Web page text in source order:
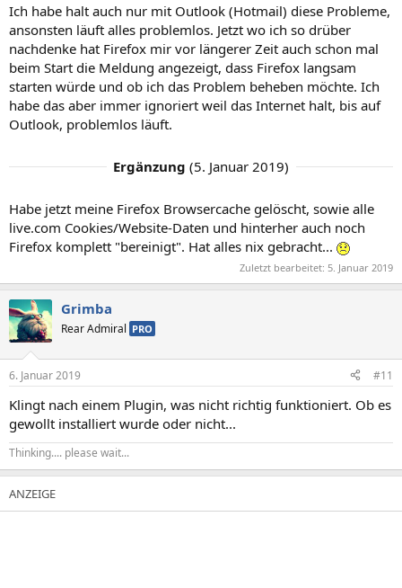
Ich habe halt auch nur mit Outlook (Hotmail) diese Probleme,
ansonsten läuft alles problemlos. Jetzt wo ich so drüber
nachdenke hat Firefox mir vor längerer Zeit auch schon mal
beim Start die Meldung angezeigt, dass Firefox langsam
starten würde und ob ich das Problem beheben möchte. Ich
habe das aber immer ignoriert weil das Internet halt, bis auf
Outlook, problemlos läuft.
Ergänzung (5. Januar 2019)
Habe jetzt meine Firefox Browsercache gelöscht, sowie alle
live.com Cookies/Website-Daten und hinterher auch noch
Firefox komplett "bereinigt". Hat alles nix gebracht...
Zuletzt bearbeitet: 5. Januar 2019
Grimba
Rear Admiral PRO
6. Januar 2019 #11
Klingt nach einem Plugin, was nicht richtig funktioniert. Ob es
gewollt installiert wurde oder nicht...
Thinking.... please wait...